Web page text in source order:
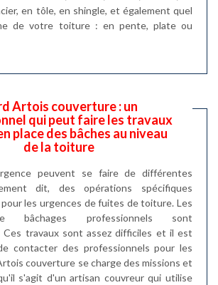
en tôle, en shingle, et également quel
de votre toiture : en pente, plate ou
Artois couverture : un
qui peut faire les travaux
place des bâches au niveau
de la toiture
peuvent se faire de différentes
dit, des opérations spécifiques
les urgences de fuites de toiture. Les
bâchages professionnels sont
Ces travaux sont assez difficiles et il est
contacter des professionnels pour les
couverture se charge des missions et
s'agit d'un artisan couvreur qui utilise